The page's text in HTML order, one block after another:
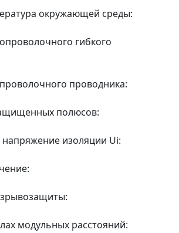
окружающей среды:
гибкого
проводника:
полюсов:
изоляции Ui:
модульных расстояний: